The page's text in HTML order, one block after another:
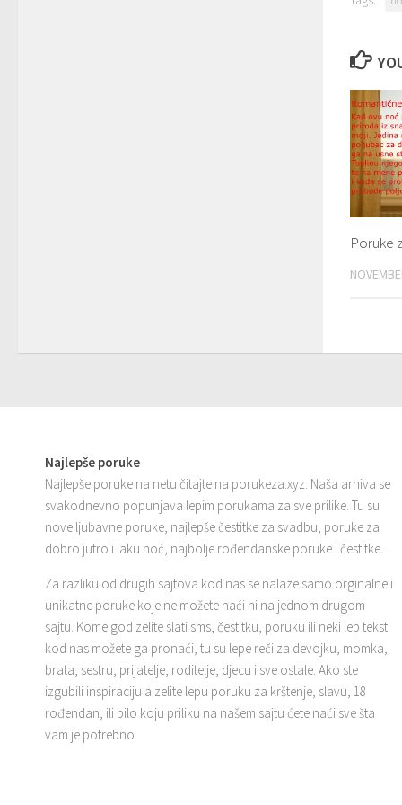
Poruke
Najlepše poruke
Najlepše poruke na netu čitajte na porukeza.xyz. Naša arhiva se
svakodnevno popunjava lepim porukama za sve prilike. Tu su
nove ljubavne poruke, najlepše čestitke za svadbu, poruke za
dobro jutro i laku noć, najbolje rođendanske poruke i čestitke.
Za razliku od drugih sajtova kod nas se nalaze samo orginalne i
unikatne poruke koje ne možete naći ni na jednom drugom
sajtu. Kome god zelite slati sms, čestitku, poruku ili neki lep tekst
kod nas možete ga pronaći, tu su lepe reči za devojku, momka,
brata, sestru, prijatelje, roditelje, djecu i sve ostale. Ako ste
izgubili inspiraciju a zelite lepu poruku za krštenje, slavu, 18
rođendan, ili bilo koju priliku na našem sajtu ćete naći sve šta
vam je potrebno.